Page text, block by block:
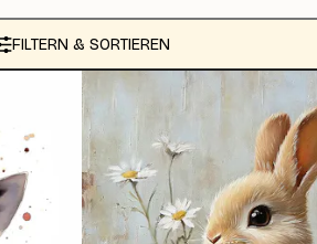
FILTERN & SORTIEREN